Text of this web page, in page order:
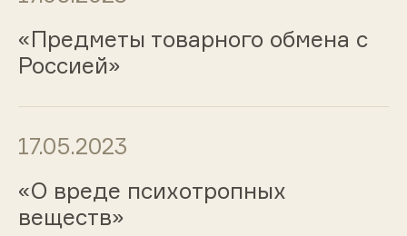
«Предметы товарного обмена с
Россией»
17.05.2023
«О вреде психотропных
веществ»